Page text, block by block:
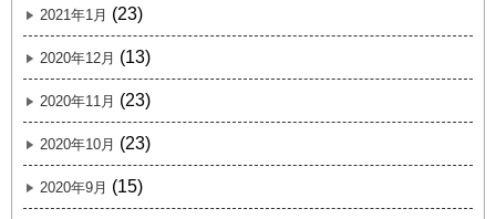
2021年1月 (23)
2020年12月 (13)
2020年11月 (23)
2020年10月 (23)
2020年9月 (15)